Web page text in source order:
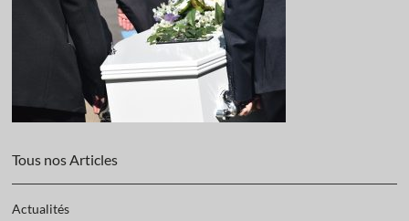
Tous nos Articles
Actualités